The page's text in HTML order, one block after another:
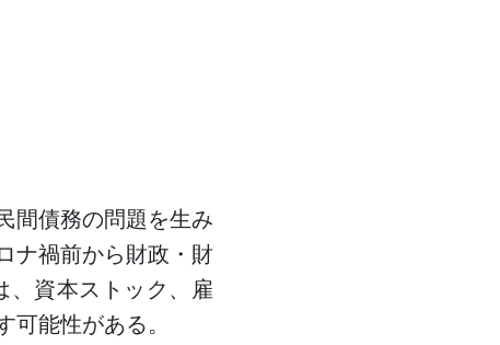
間債務の問題を生み
ナ禍前から財政・財
、資本ストック、雇
能性がある。